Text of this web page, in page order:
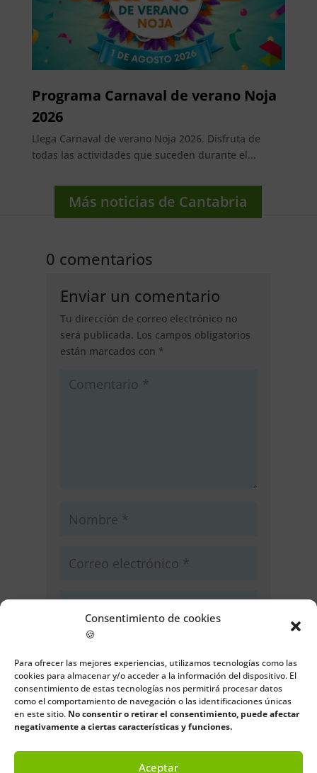
Consentimiento de cookies
🍪
Para ofrecer las mejores experiencias, utilizamos tecnologías como las
cookies para almacenar y/o acceder a la información del dispositivo. El
consentimiento de estas tecnologías nos permitirá procesar datos
como el comportamiento de navegación o las identificaciones únicas
en este sitio. No consentir o retirar el consentimiento, puede afectar
negativamente a ciertas características y funciones.
Aceptar
Programa Carnaval de verano Noja
2026
Llega Carnaval de verano Noja 2026. Disfruta de
todas las actividades que suceden durante el...
Más noticias de Cantabria
0 comentarios
Enviar un comentario
Tu dirección de correo electrónico no
será publicada. Los campos obligatorios
están marcados con *
Guarda mi nombre, correo
electrónico y web en este navegador
para la próxima vez que comente.
Enviar comentario